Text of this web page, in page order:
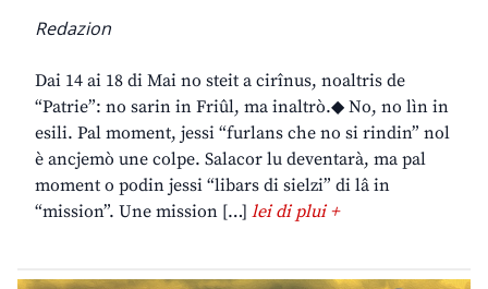
Redazion
Dai 14 ai 18 di Mai no steit a cirînus, noaltris de
“Patrie”: no sarin in Friûl, ma inaltrò.◆ No, no lìn in
esili. Pal moment, jessi “furlans che no si rindin” nol
è ancjemò une colpe. Salacor lu deventarà, ma pal
moment o podin jessi “libars di sielzi” di lâ in
“mission”. Une mission […] lei di plui +